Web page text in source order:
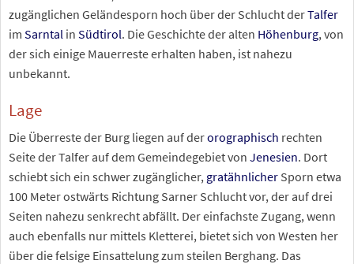
zugänglichen Geländesporn hoch über der Schlucht derTalfer
im Sarntal in Südtirol. Die Geschichte der alten Höhenburg, von
der sich einige Mauerreste erhalten haben, ist nahezu
unbekannt.
Lage
Die Überreste der Burg liegen auf derorographisch rechten
Seite der Talfer auf dem Gemeindegebiet von Jenesien. Dort
schiebt sich ein schwer zugänglicher, gratähnlicher Sporn etwa
100 Meter ostwärts Richtung Sarner Schlucht vor, der auf drei
Seiten nahezu senkrecht abfällt. Der einfachste Zugang, wenn
auch ebenfalls nur mittels Kletterei, bietet sich von Westen her
über die felsige Einsattelung zum steilen Berghang. Das